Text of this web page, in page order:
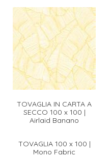
TOVAGLIA IN CARTA A
SECCO 100 x 100 |
Airlaid Banano
TOVAGLIA 100 x 100 |
Mono Fabric